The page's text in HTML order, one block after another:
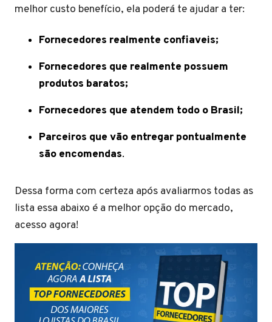
melhor custo benefício, ela poderá te ajudar a ter:
Fornecedores realmente confiaveis;
Fornecedores que realmente possuem
produtos baratos;
Fornecedores que atendem todo o Brasil;
Parceiros que vão entregar pontualmente
são encomendas.
Dessa forma com certeza após avaliarmos todas as
lista essa abaixo é a melhor opção do mercado,
acesso agora!